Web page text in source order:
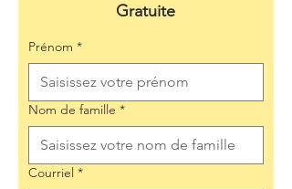
Gratuite
Prénom *
Nom de famille *
Courriel *